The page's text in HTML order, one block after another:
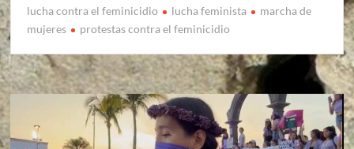
lucha contra el feminicidio
lucha feminista
marcha de
mujeres
protestas contra el feminicidio